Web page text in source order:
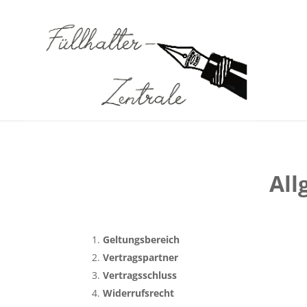
Geltungsbereich
Vertragspartner
Vertragsschluss
Widerrufsrecht